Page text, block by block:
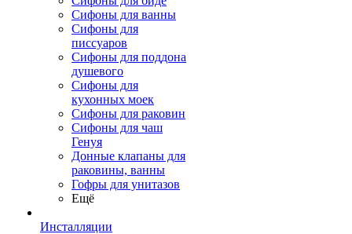
Сифоны для ванны
Сифоны для
писсуаров
Сифоны для поддона
душевого
Сифоны для
кухонных моек
Сифоны для раковин
Сифоны для чаш
Генуя
Донные клапаны для
раковины, ванны
Гофры для унитазов
Ещё
Инсталляции